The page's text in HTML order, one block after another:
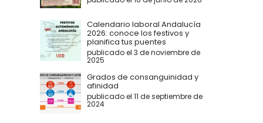
Calendario laboral Andalucía
2026: conoce los festivos y
planifica tus puentes
publicado el 3 de noviembre de
2025
Grados de consanguinidad y
afinidad
publicado el 11 de septiembre de
2024